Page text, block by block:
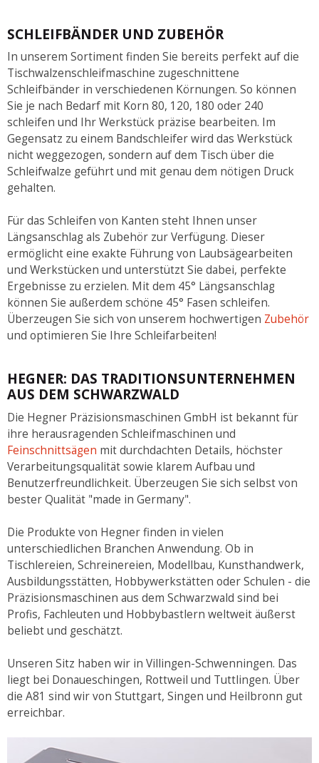
SCHLEIFBÄNDER UND ZUBEHÖR
In unserem Sortiment finden Sie bereits perfekt auf die
Tischwalzenschleifmaschine zugeschnittene
Schleifbänder in verschiedenen Körnungen. So können
Sie je nach Bedarf mit Korn 80, 120, 180 oder 240
schleifen und Ihr Werkstück präzise bearbeiten. Im
Gegensatz zu einem Bandschleifer wird das Werkstück
nicht weggezogen, sondern auf dem Tisch über die
Schleifwalze geführt und mit genau dem nötigen Druck
gehalten.
Für das Schleifen von Kanten steht Ihnen unser
Längsanschlag als Zubehör zur Verfügung. Dieser
ermöglicht eine exakte Führung von Laubsägearbeiten
und Werkstücken und unterstützt Sie dabei, perfekte
Ergebnisse zu erzielen. Mit dem 45° Längsanschlag
können Sie außerdem schöne 45° Fasen schleifen.
Überzeugen Sie sich von unserem hochwertigen Zubehör
und optimieren Sie Ihre Schleifarbeiten!
HEGNER: DAS TRADITIONSUNTERNEHMEN
AUS DEM SCHWARZWALD
Die Hegner Präzisionsmaschinen GmbH ist bekannt für
ihre herausragenden Schleifmaschinen und
Feinschnittsägen mit durchdachten Details, höchster
Verarbeitungsqualität sowie klarem Aufbau und
Benutzerfreundlichkeit. Überzeugen Sie sich selbst von
bester Qualität "made in Germany".
Die Produkte von Hegner finden in vielen
unterschiedlichen Branchen Anwendung. Ob in
Tischlereien, Schreinereien, Modellbau, Kunsthandwerk,
Ausbildungsstätten, Hobbywerkstätten oder Schulen - die
Präzisionsmaschinen aus dem Schwarzwald sind bei
Profis, Fachleuten und Hobbybastlern weltweit äußerst
beliebt und geschätzt.
Unseren Sitz haben wir in Villingen-Schwenningen. Das
liegt bei Donaueschingen, Rottweil und Tuttlingen. Über
die A81 sind wir von Stuttgart, Singen und Heilbronn gut
erreichbar.